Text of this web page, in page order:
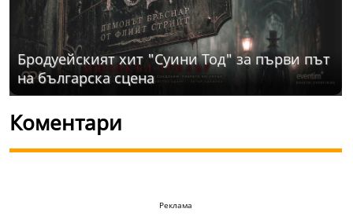
Бродуейският хит "Суини Тод" за първи път
на българска сцена
Коментари
Реклама